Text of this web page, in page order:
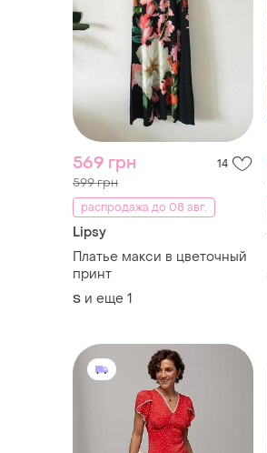
569 грн
599 грн
распродажа до 08 авг.
Платье макси в цветочный
принт
и еще 1